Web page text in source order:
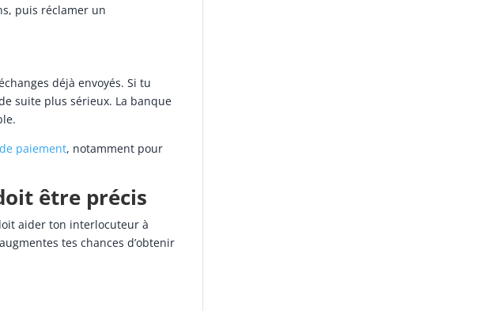
puis réclamer un
déjà envoyés. Si tu
suite plus sérieux. La banque
paiement, notamment pour
être précis
aider ton interlocuteur à
tes chances d’obtenir